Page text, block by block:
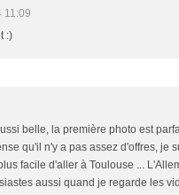
11:09
:)
belle, la première photo est
qu'il n'y a pas assez d'offres, je
facile d'aller à Toulouse ...
aussi quand je regarde les